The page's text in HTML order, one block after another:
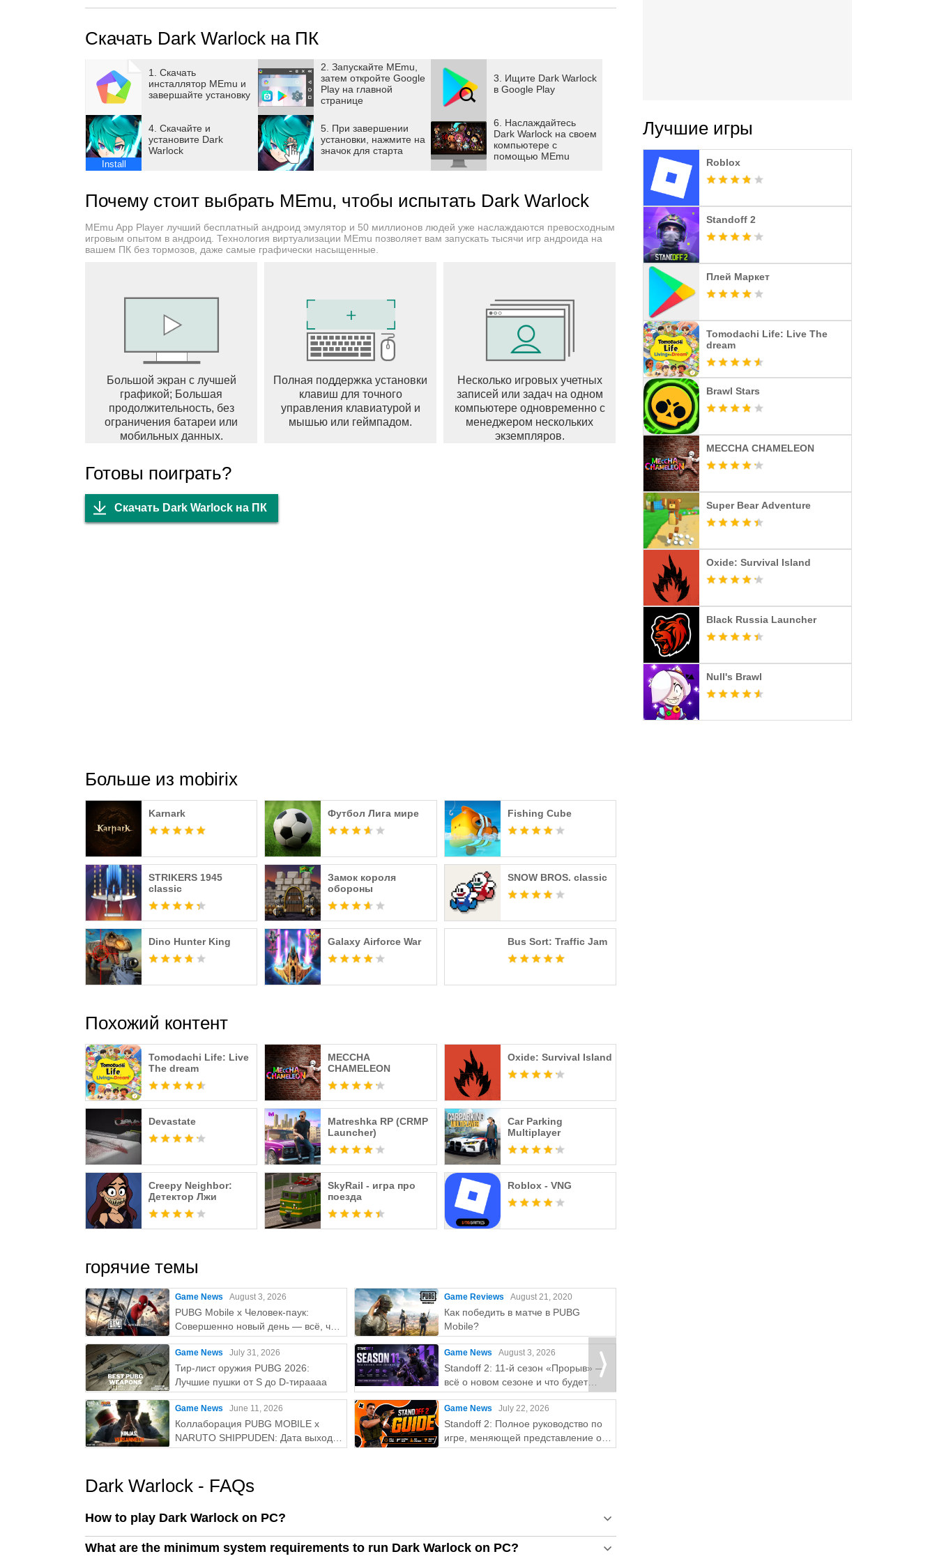
Скачать Dark Warlock на ПК
1. Скачать
инсталлятор MEmu и
завершайте установку
2. Запускайте MEmu,
затем откройте Google
Play на главной
странице
3. Ищите Dark Warlock
в Google Play
Install
4. Скачайте и
установите Dark
Warlock
5. При завершении
установки, нажмите на
значок для старта
6. Наслаждайтесь
Dark Warlock на своем
компьютере с
помощью MEmu
Почему стоит выбрать MEmu, чтобы испытать Dark Warlock
MEmu App Player лучший бесплатный андроид эмулятор и 50 миллионов людей уже наслаждаются превосходным
игровым опытом в андроид. Технология виртуализации MEmu позволяет вам запускать тысячи игр андроида на
вашем ПК без тормозов, даже самые графически насыщенные.
Большой экран с лучшей
графикой; Большая
продолжительность, без
ограничения батареи или
мобильных данных.
Полная поддержка установки
клавиш для точного
управления клавиатурой и
мышью или геймпадом.
Несколько игровых учетных
записей или задач на одном
компьютере одновременно с
менеджером нескольких
экземпляров.
Готовы поиграть?
Скачать Dark Warlock на ПК
Больше из mobirix
Karnark Футбол Лига мире Fishing Cube
STRIKERS 1945
classic
Замок короля
обороны
SNOW BROS. classic
Dino Hunter King Galaxy Airforce War Bus Sort: Traffic Jam
Похожий контент
Tomodachi Life: Live
The dream
MECCHA
CHAMELEON
Oxide: Survival Island
Devastate
Matreshka RP (CRMP
Launcher)
Car Parking
Multiplayer
Creepy Neighbor:
Детектор Лжи
SkyRail - игра про
поезда
Roblox - VNG
горячие темы
Game News August 3, 2026
PUBG Mobile x Человек-паук:
Совершенно новый день — всё, что
нужно знатьaaa
Game News July 31, 2026
Тир-лист оружия PUBG 2026:
Лучшие пушки от S до D-тираaaa
Game News June 11, 2026
Коллаборация PUBG MOBILE x
NARUTO SHIPPUDEN: Дата выхода
и бесплатные награды
Game Reviews August 21, 2020
Как победить в матче в PUBG
Mobile?
Game News August 3, 2026
Standoff 2: 11-й сезон «Прорыв» —
всё о новом сезоне и что будет
дальше?
Game News July 22, 2026
Standoff 2: Полное руководство по
игре, меняющей представление о
мобильных FPS
Dark Warlock - FAQs
How to play Dark Warlock on PC?
What are the minimum system requirements to run Dark Warlock on PC?
Лучшие игры
Roblox
Standoff 2
Плей Маркет
Tomodachi Life: Live The
dream
Brawl Stars
MECCHA CHAMELEON
Super Bear Adventure
Oxide: Survival Island
Black Russia Launcher
Null's Brawl